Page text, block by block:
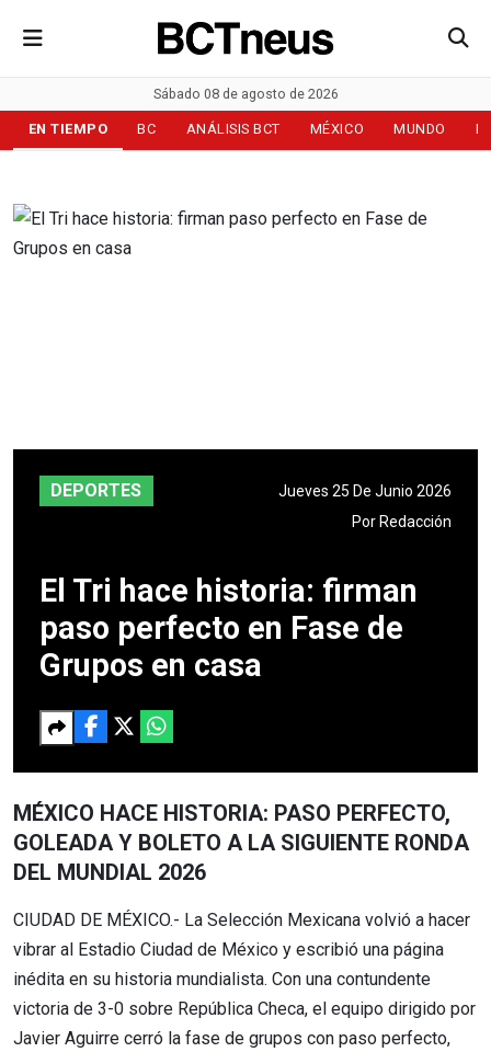
Sábado 08 de agosto de 2026
EN TIEMPO BC ANÁLISIS BCT MÉXICO MUNDO
DEPORTES
Jueves 25 De Junio 2026
Por Redacción
El Tri hace historia: firman
paso perfecto en Fase de
Grupos en casa
MÉXICO HACE HISTORIA: PASO PERFECTO,
GOLEADA Y BOLETO A LA SIGUIENTE RONDA
DEL MUNDIAL 2026
CIUDAD DE MÉXICO.- La Selección Mexicana volvió a hacer
vibrar al Estadio Ciudad de México y escribió una página
inédita en su historia mundialista. Con una contundente
victoria de 3-0 sobre República Checa, el equipo dirigido por
Javier Aguirre cerró la fase de grupos con paso perfecto,